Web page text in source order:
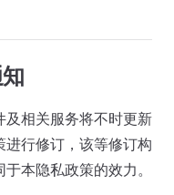
及相关服务将不时更新
行修订，该等修订构
本隐私政策的效力。